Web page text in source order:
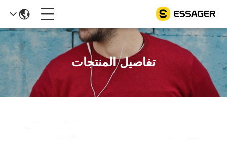
تفاصيل المنتجات